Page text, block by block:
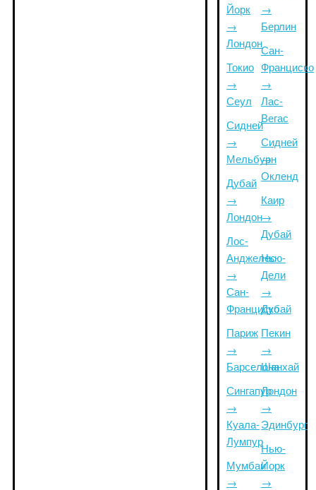
Йорк
→
Лондон
Токио
→
Сеул
Сидней
→
Мельбурн
Дубай
→
Лондон
Лос-
Анджелес
→
Сан-
Франциско
Париж
→
Барселона
Сингапур
→
Куала-
Лумпур
Мумбаи
→
→
Берлин
Сан-
Франциско
→
Лас-
Вегас
Сидней
→
Окленд
Каир
→
Дубай
Нью-
Дели
→
Дубай
Пекин
→
Шанхай
Лондон
→
Эдинбург
Нью-
Йорк
→